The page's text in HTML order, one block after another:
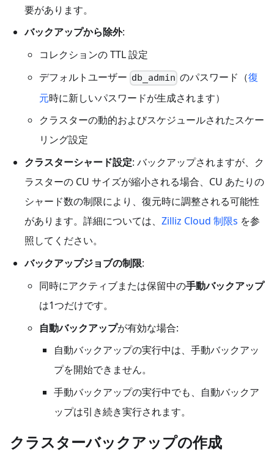
要があります。
バックアップから除外:
コレクションの TTL 設定
デフォルトユーザー db_admin のパスワード（復
元時に新しいパスワードが生成されます）
クラスターの動的およびスケジュールされたスケー
リング設定
クラスターシャード設定: バックアップされますが、ク
ラスターの CU サイズが縮小される場合、CU あたりの
シャード数の制限により、復元時に調整される可能性
があります。詳細については、 Zilliz Cloud 制限s を参
照してください。
バックアップジョブの制限:
同時にアクティブまたは保留中の手動バックアップ
は1つだけです。
自動バックアップが有効な場合:
自動バックアップの実行中は、手動バックアッ
プを開始できません。
手動バックアップの実行中でも、自動バックア
ップは引き続き実行されます。
クラスターバックアップの作成